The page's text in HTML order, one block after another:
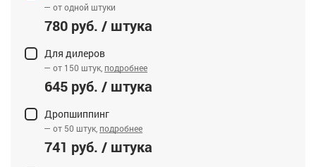
— от одной штуки
780 руб. / штука
Для дилеров
— от 150 штук, подробнее
645 руб. / штука
Дропшиппинг
— от 50 штук, подробнее
741 руб. / штука